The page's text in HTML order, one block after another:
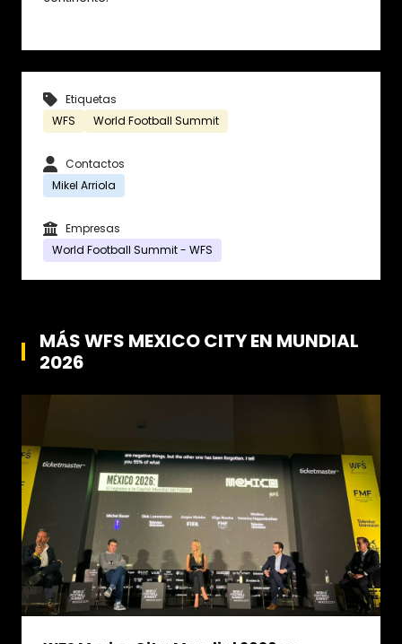
Etiquetas
WFS
World Football Summit
Contactos
Mikel Arriola
Empresas
World Football Summit - WFS
MÁS WFS MEXICO CITY EN MUNDIAL
2026